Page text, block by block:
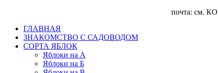
почта: см.
ГЛАВНАЯ
ЗНАКОМСТВО С САДОВОДОМ
CОРТА ЯБЛОК
Яблоки на А
Яблоки на Б